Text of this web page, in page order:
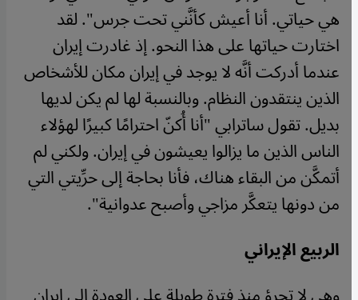
هي حياتي. أنا أعيش كأنَّني تحت جرس". لقد
اختارت حياتها على هذا النحو. إذ غادرت إيران
عندما أدركت أنَّه لا يوجد في إيران مكان للأشخاص
الذين ينتقدون النظام. وبالنسبة لها لم يكن لديها
بديل. تقول ساترابي "أنا أُكنّ احترامًا كبيرًا لهؤلاء
الناس الذين ما يزالوا يعيشون في إيران. ولكني لم
أتمكَّن من البقاء هناك، فأنا بحاجة إلى حرِّيتي التي
من دونها يتعكَّر مزاجي وأصبح عدوانية".
الربيع الإيراني